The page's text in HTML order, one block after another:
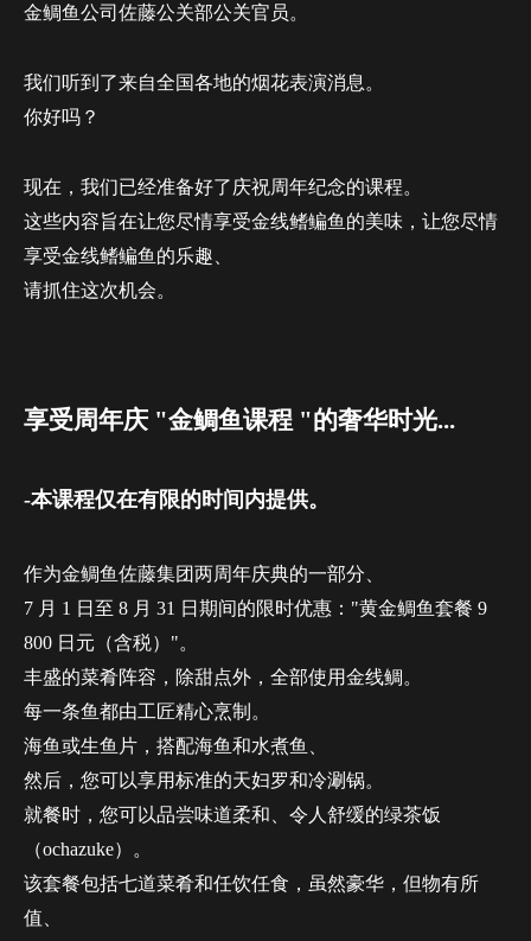
金鲷鱼公司佐藤公关部公关官员。
我们听到了来自全国各地的烟花表演消息。
你好吗？
现在，我们已经准备好了庆祝周年纪念的课程。
这些内容旨在让您尽情享受金线鳍鳊鱼的美味，让您尽情
享受金线鳍鳊鱼的乐趣、
请抓住这次机会。
享受周年庆 "金鲷鱼课程 "的奢华时光...
-本课程仅在有限的时间内提供。
作为金鲷鱼佐藤集团两周年庆典的一部分、
7 月 1 日至 8 月 31 日期间的限时优惠："黄金鲷鱼套餐 9
800 日元（含税）"。
丰盛的菜肴阵容，除甜点外，全部使用金线鲷。
每一条鱼都由工匠精心烹制。
海鱼或生鱼片，搭配海鱼和水煮鱼、
然后，您可以享用标准的天妇罗和冷涮锅。
就餐时，您可以品尝味道柔和、令人舒缓的绿茶饭
（ochazuke）。
该套餐包括七道菜肴和任饮任食，虽然豪华，但物有所
值、